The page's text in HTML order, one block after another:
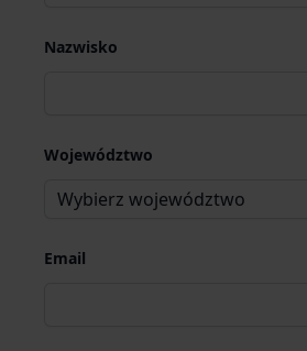
Nazwisko
Województwo
Email